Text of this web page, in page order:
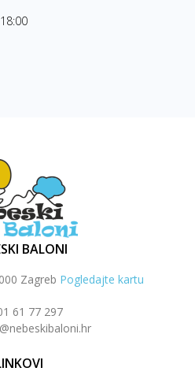
BALONI
Zagreb Pogledajte kartu
61 77 297